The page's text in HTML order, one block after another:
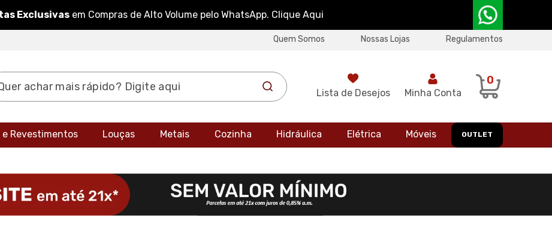
Exclusivas em Compras de Alto Volume pelo WhatsApp. Clique Aqui
Quem Somos Nossas Lojas Regulamentos
Lista de Desejos Minha Conta
0
OUTLET
e Revestimentos Louças Metais Cozinha Hidráulica Elétrica Móveis